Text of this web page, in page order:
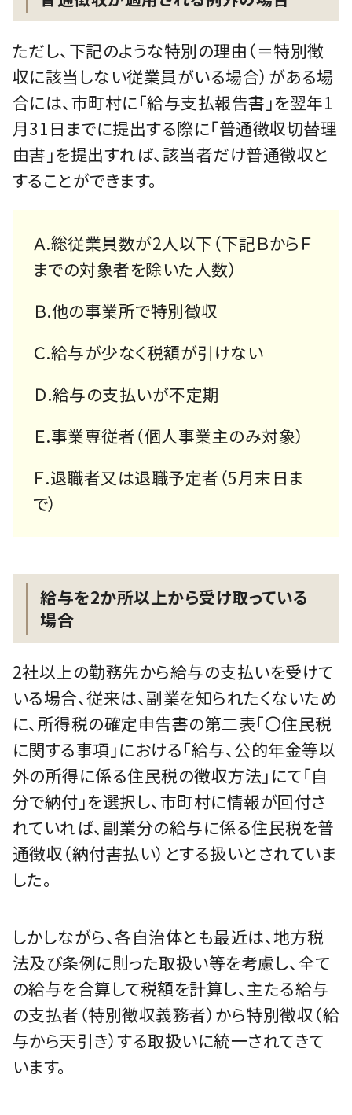
ただし、下記のような特別の理由（＝特別徴
収に該当しない従業員がいる場合）がある場
合には、市町村に「給与支払報告書」を翌年1
月31日までに提出する際に「普通徴収切替理
由書」を提出すれば、該当者だけ普通徴収と
することができます。
Ａ.総従業員数が2人以下（下記ＢからＦ
までの対象者を除いた人数）
Ｂ.他の事業所で特別徴収
Ｃ.給与が少なく税額が引けない
Ｄ.給与の支払いが不定期
Ｅ.事業専従者（個人事業主のみ対象）
Ｆ.退職者又は退職予定者（5月末日ま
で）
給与を2か所以上から受け取っている
場合
2社以上の勤務先から給与の支払いを受けて
いる場合、従来は、副業を知られたくないため
に、所得税の確定申告書の第二表「〇住民税
に関する事項」における「給与、公的年金等以
外の所得に係る住民税の徴収方法」にて「自
分で納付」を選択し、市町村に情報が回付さ
れていれば、副業分の給与に係る住民税を普
通徴収（納付書払い）とする扱いとされていま
した。
しかしながら、各自治体とも最近は、地方税
法及び条例に則った取扱い等を考慮し、全て
の給与を合算して税額を計算し、主たる給与
の支払者（特別徴収義務者）から特別徴収（給
与から天引き）する取扱いに統一されてきて
います。